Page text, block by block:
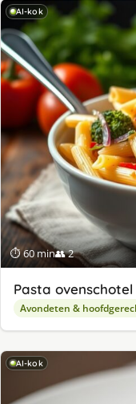
AI-kok
⏱ 60 min👥 2
Pasta
Avondeten &
AI-kok